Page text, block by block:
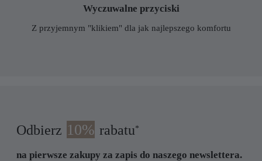
Wyczuwalne przyciski
Z przyjemnym "klikiem" dla jak najlepszego komfortu
Odbierz 10% rabatu *
na pierwsze zakupy za zapis do naszego newslettera.